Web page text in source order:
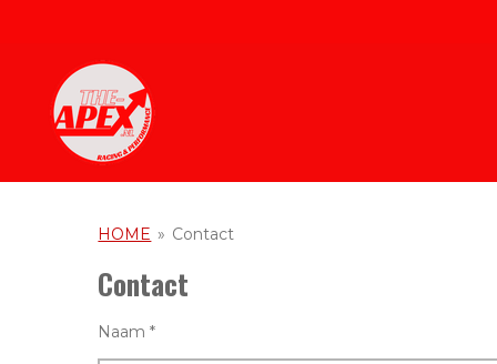
hoofdinhoud
HOME » Contact
Contact
Naam *